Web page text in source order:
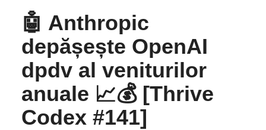
🤖 Anthropic
depășește OpenAI
dpdv al veniturilor
anuale 📈💰 [Thrive
Codex #141]